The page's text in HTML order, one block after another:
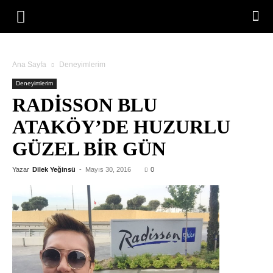
Ana Sayfa Deneyimlerim
Deneyimlerim
RADISSON BLU
ATAKÖY’DE HUZURLU
GÜZEL BIR GÜN
Yazar Dilek Yeğinsü - Mayıs 30, 2016 0